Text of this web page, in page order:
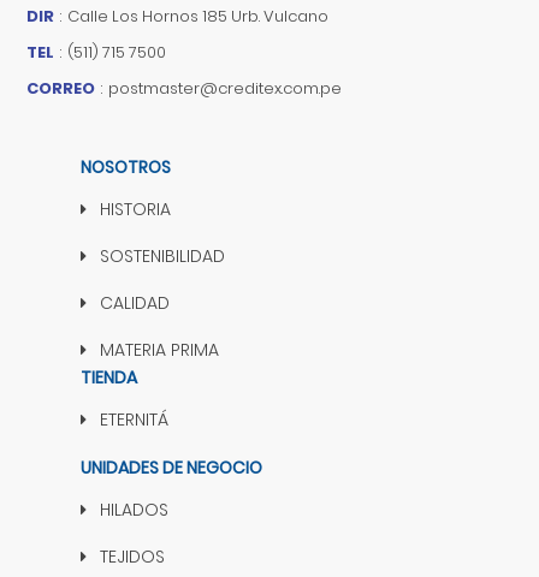
DIR : Calle Los Hornos 185 Urb. Vulcano
TEL : (511) 715 7500
CORREO : postmaster@creditex.com.pe
NOSOTROS
HISTORIA
SOSTENIBILIDAD
CALIDAD
MATERIA PRIMA
TIENDA
ETERNITÁ
UNIDADES DE NEGOCIO
HILADOS
TEJIDOS